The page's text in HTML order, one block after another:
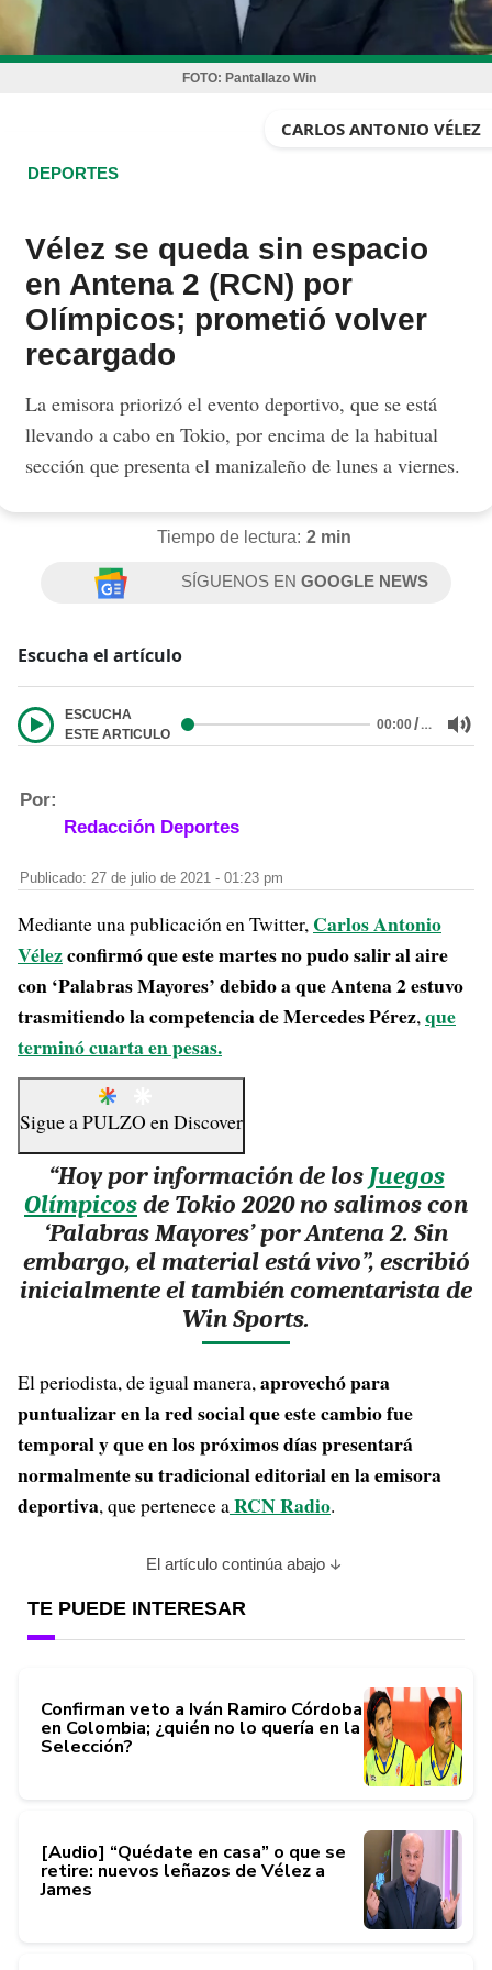
FOTO: Pantallazo Win
CARLOS ANTONIO VÉLEZ
DEPORTES
Vélez se queda sin espacio
en Antena 2 (RCN) por
Olímpicos; prometió volver
recargado
La emisora priorizó el evento deportivo, que se está
llevando a cabo en Tokio, por encima de la habitual
sección que presenta el manizaleño de lunes a viernes.
Tiempo de lectura: 2 min
SÍGUENOS ENGOOGLE NEWS
Escucha el artículo
ESCUCHA
ESTE ARTICULO
00:00/…
Por:
Redacción Deportes
Publicado: 27 de julio de 2021 - 01:23 pm
Mediante una publicación en Twitter, Carlos Antonio
Vélezconfirmó que este martes no pudo salir al aire
con ‘Palabras Mayores’ debido a que Antena 2 estuvo
trasmitiendo la competencia de Mercedes Pérez,que
terminó cuarta en pesas.
Sigue aPULZO enDiscover
“Hoy por información de los Juegos
Olímpicosde Tokio 2020 no salimos con
‘Palabras Mayores’ por Antena 2. Sin
embargo, el material está vivo”, escribió
inicialmente el también comentarista de
Win Sports.
El periodista, de igual manera,aprovechó para
puntualizar en la red social que este cambio fue
temporal y que en los próximos días presentará
normalmente su tradicional editorial en la emisora
deportiva, que pertenece aRCN Radio.
El artículo continúa abajo
TE PUEDE INTERESAR
Confirman veto a Iván Ramiro Córdoba
en Colombia; ¿quién no lo quería en la
Selección?
[Audio] “Quédate en casa” o que se
retire: nuevos leñazos de Vélez a
James